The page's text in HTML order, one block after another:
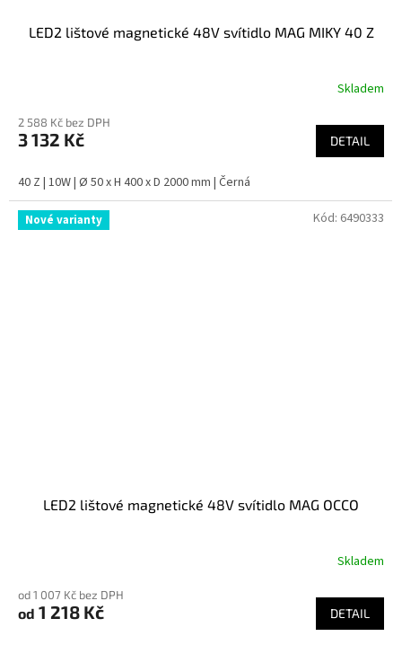
LED2 lištové magnetické 48V svítidlo MAG MIKY 40 Z
Skladem
2 588 Kč bez DPH
3 132 Kč DETAIL
40 Z | 10W | Ø 50 x H 400 x D 2000 mm | Černá
Nové varianty
LED2 lištové magnetické 48V svítidlo MAG OCCO
Skladem
od 1 007 Kč bez DPH
od 1 218 Kč DETAIL
Kód: 6490333